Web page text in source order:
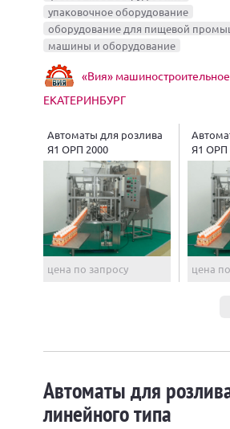
упаковочное оборудование
оборудование для пищевой
машины и оборудование
«Вия»
ЕКАТЕРИНБУРГ
Автоматы для розлива
Я1 ОРП 2000
цена по запросу
Я1 ОРП
цена
Автоматы для
линейного типа